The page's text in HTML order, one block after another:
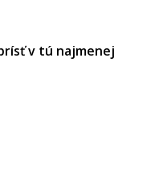
v tú najmenej